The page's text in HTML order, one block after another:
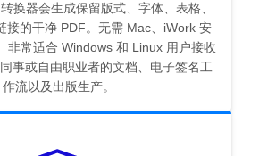
换器会生成保留版式、字体、表格、
接的干净 PDF。无需 Mac、iWork 安
非常适合 Windows 和 Linux 用户接收
事或自由职业者的文档、电子签名工
作流以及出版生产。